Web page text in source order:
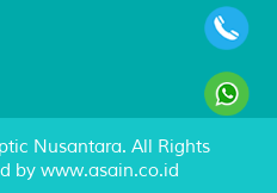
Nusantara. All Rights
by www.asain.co.id